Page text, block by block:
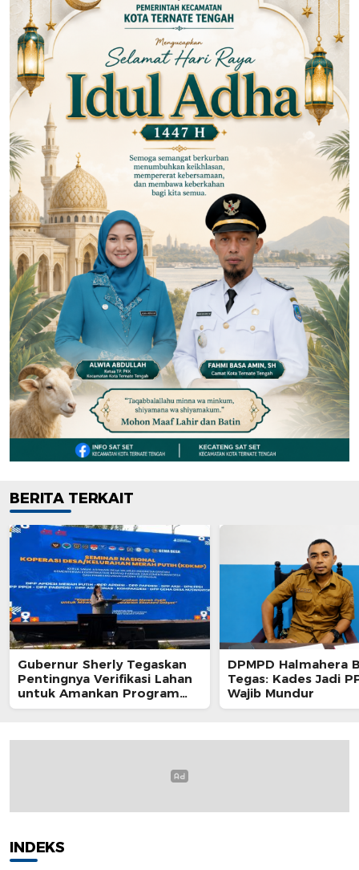
BERITA TERKAIT
Gubernur Sherly Tegaskan
Pentingnya Verifikasi Lahan
untuk Amankan Program
Kedaulatan Pangan di
DPMPD Halmahera
Tegas: Kades Jadi
Wajib Mundur
INDEKS